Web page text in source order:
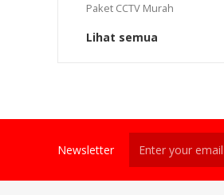
Paket CCTV Murah
Lihat semua
Newsletter